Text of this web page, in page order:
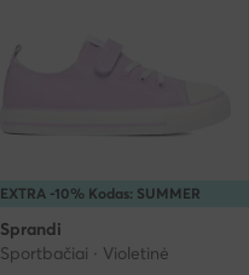
EXTRA -10% Kodas: SUMMER
Sprandi
Sportbačiai · Violetinė